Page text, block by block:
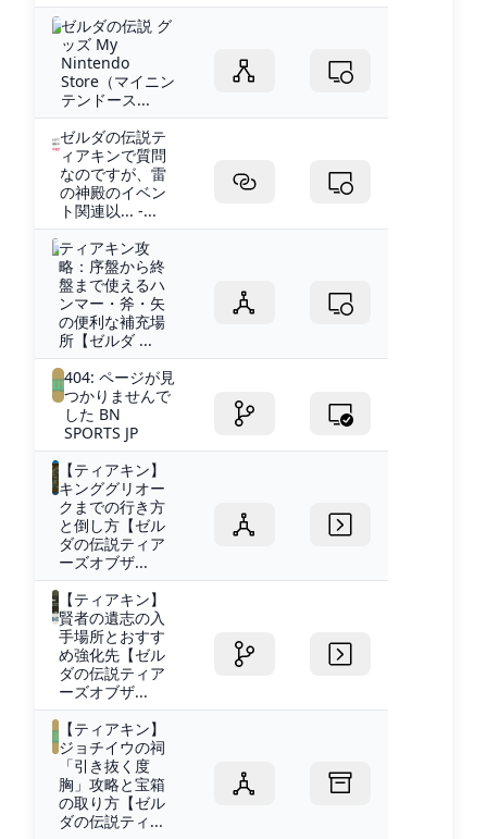
ゼルダの伝説 グ
ッズ My
Nintendo
Store（マイニン
テンドース...
ゼルダの伝説テ
ィアキンで質問
なのですが、雷
の神殿のイベン
ト関連以... -...
ティアキン攻
略：序盤から終
盤まで使えるハ
ンマー・斧・矢
の便利な補充場
所【ゼルダ ...
404: ページが見
つかりませんで
した BN
SPORTS JP
【ティアキン】
キンググリオー
クまでの行き方
と倒し方【ゼル
ダの伝説ティア
ーズオブザ...
【ティアキン】
賢者の遺志の入
手場所とおすす
め強化先【ゼル
ダの伝説ティア
ーズオブザ...
【ティアキン】
ジョチイウの祠
「引き抜く度
胸」攻略と宝箱
の取り方【ゼル
ダの伝説ティ...